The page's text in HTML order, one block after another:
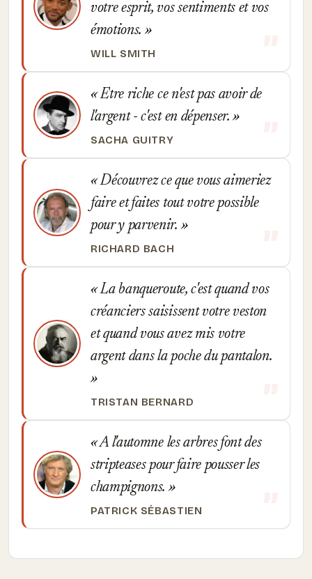
votre esprit, vos sentiments et vos
émotions.
WILL SMITH
Etre riche ce n'est pas avoir de
l'argent - c'est en dépenser.
SACHA GUITRY
Découvrez ce que vous aimeriez
faire et faites tout votre possible
pour y parvenir.
RICHARD BACH
La banqueroute, c'est quand vos
créanciers saisissent votre veston
et quand vous avez mis votre
argent dans la poche du pantalon.
TRISTAN BERNARD
A l'automne les arbres font des
stripteases pour faire pousser les
champignons.
PATRICK SÉBASTIEN